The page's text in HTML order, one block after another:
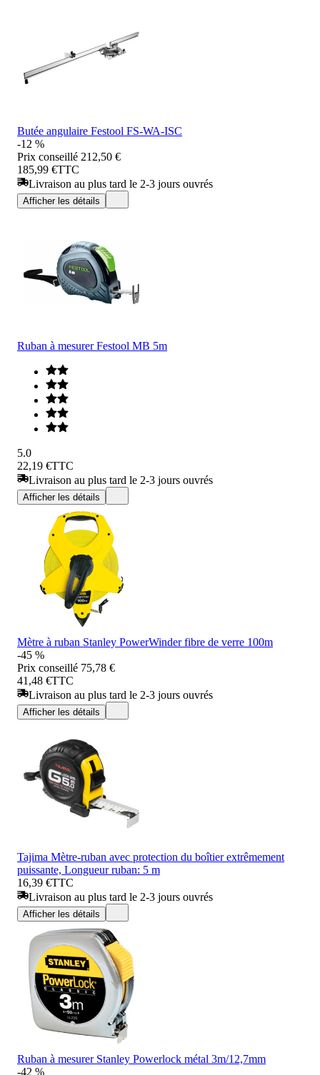
Butée angulaire Festool FS-WA-ISC
-12 %
Prix conseillé 212,50 €
185,99 €TTC
Livraison au plus tard le 2-3 jours ouvrés
Afficher les détails
Ruban à mesurer Festool MB 5m
5.0
22,19 €TTC
Livraison au plus tard le 2-3 jours ouvrés
Afficher les détails
Mètre à ruban Stanley PowerWinder fibre de verre 100m
-45 %
Prix conseillé 75,78 €
41,48 €TTC
Livraison au plus tard le 2-3 jours ouvrés
Afficher les détails
Tajima Mètre-ruban avec protection du boîtier extrêmement
puissante, Longueur ruban: 5 m
16,39 €TTC
Livraison au plus tard le 2-3 jours ouvrés
Afficher les détails
Ruban à mesurer Stanley Powerlock métal 3m/12,7mm
-42 %